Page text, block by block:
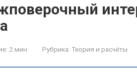
2 мин Рубрика: Теория и расчёты